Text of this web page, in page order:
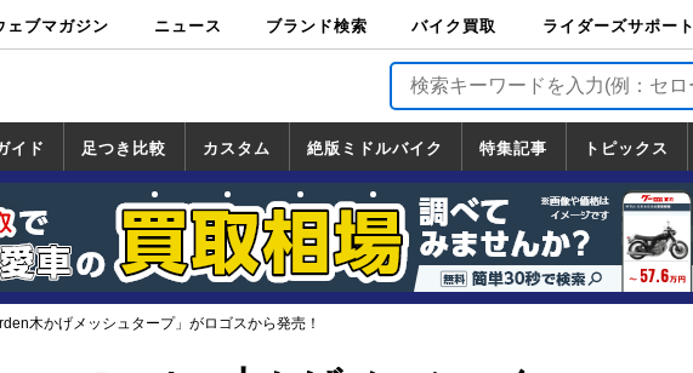
ェブマガジン ニュース ブランド検索 バイク買取
バイク買取
ライダーズサポート
ライダーズサポート
TOP
バイク輸送
バイクガレージライ
フ
バイク車両保険
ロードサービス
バイク試乗
イド 足つき比較 カスタム
カスタム
一覧
ホンダ
ヤマハ
スズキ
カワサキ
絶版ミドルバイク
絶版ミドルバイク
一覧
ホンダ
ヤマハ
スズキ
カワサキ
特集記事 トピックス
トピックス
一覧
ホンダ
ヤマハ
スズキ
カワサキ
ハーレーダ
ビッドソン
BMW
ドゥカティ
トライアン
フ
道の駅調査隊
ツーリング情報局
日本の道50選
国道めぐり
林道ツーリング
木かげメッシュタープ」がロゴスから発売！